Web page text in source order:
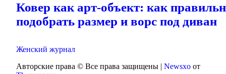
Ковер как арт-объект: как
подобрать размер и ворс под диван
Женский журнал
Авторские права © Все права защищены | Newsxo от